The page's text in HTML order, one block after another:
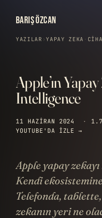
BARIŞ ÖZCAN
YAZILAR ›YAPAY ZEKA ·
Apple’ın
Intelligence
11 HAZIRAN 2024 ·
YOUTUBE'DA IZLE →
Apple yapay
Kendi
Telefonda,
zekanın yeri ne